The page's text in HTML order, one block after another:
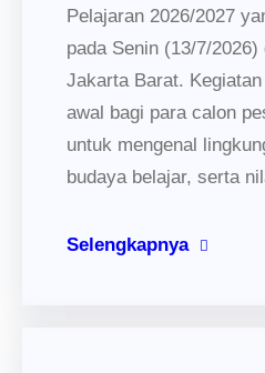
Pelajaran 2026/2027
pada Senin (13/7/
Jakarta Barat.
awal bagi para calon
untuk mengenal
budaya belajar, serta
Selengkapnya